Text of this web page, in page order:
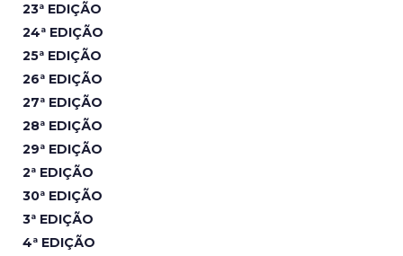
23ª EDIÇÃO
24ª EDIÇÃO
25ª EDIÇÃO
26ª EDIÇÃO
27ª EDIÇÃO
28ª EDIÇÃO
29ª EDIÇÃO
2ª EDIÇÃO
30ª EDIÇÃO
3ª EDIÇÃO
4ª EDIÇÃO